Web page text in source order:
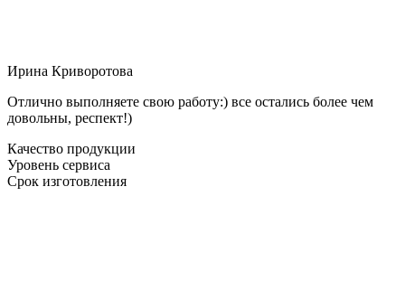
Ирина Криворотова
Отлично выполняете свою работу:) все остались более чем
довольны, респект!)
Качество продукции
Уровень сервиса
Срок изготовления